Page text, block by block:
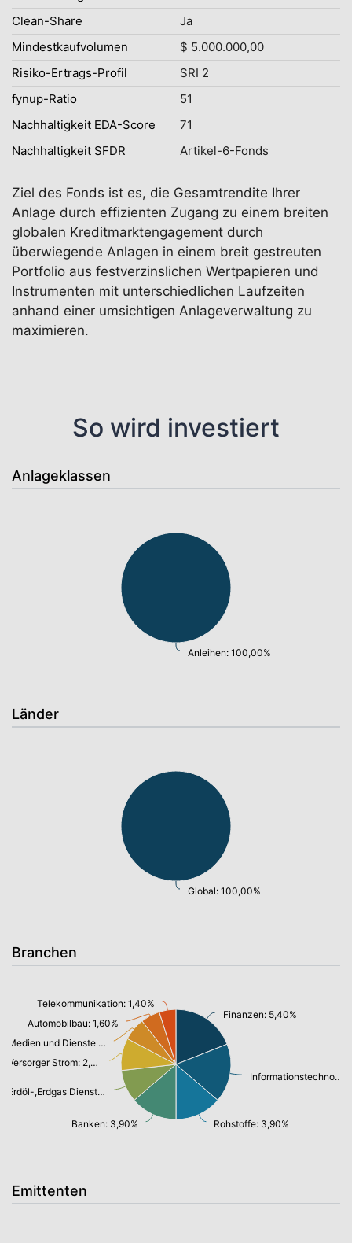
Clean-Share
Ja
Mindestkaufvolumen
$ 5.000.000,00
Risiko-Ertrags-Profil
SRI 2
fynup-Ratio
51
Nachhaltigkeit EDA-Score
71
Nachhaltigkeit SFDR
Artikel-6-Fonds
Ziel des Fonds ist es, die Gesamtrendite Ihrer
Anlage durch effizienten Zugang zu einem breiten
globalen Kreditmarktengagement durch
überwiegende Anlagen in einem breit gestreuten
Portfolio aus festverzinslichen Wertpapieren und
Instrumenten mit unterschiedlichen Laufzeiten
anhand einer umsichtigen Anlageverwaltung zu
maximieren.
So wird investiert
Anlageklassen
Anleihen: 100,00%
Länder
Global: 100,00%
Branchen
Finanzen: 5,40%
Informationstechnologie/ Telekommunikation: 4,90%
Rohstoffe: 3,90%
Banken: 3,90%
Erdöl-,Erdgas Dienstleistung und Ausrüstung: 2,70%
Versorger Strom: 2,70%
Medien und Dienste multimedial: 1,90%
Automobilbau: 1,60%
Telekommunikation: 1,40%
Emittenten